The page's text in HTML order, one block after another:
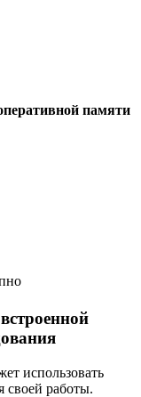
памяти
использовать
своей работы.